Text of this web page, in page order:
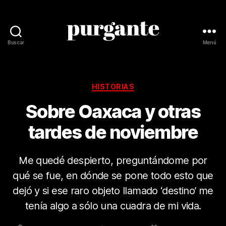
Buscar Menú
Categorías
HISTORIAS
Sobre Oaxaca y otras
tardes de noviembre
Me quedé despierto, preguntándome por
qué se fue, en dónde se pone todo esto que
dejó y si ese raro objeto llamado ‘destino’ me
tenía algo a sólo una cuadra de mi vida.